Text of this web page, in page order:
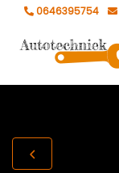
0646395754